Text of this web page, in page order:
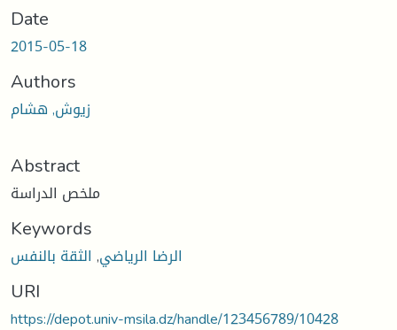
Date
2015-05-18
Authors
زيوش, هشام
Abstract
ملخص الدراسة
Keywords
الرضا الرياضي, الثقة بالنفس
URI
https://depot.univ-msila.dz/handle/123456789/10428